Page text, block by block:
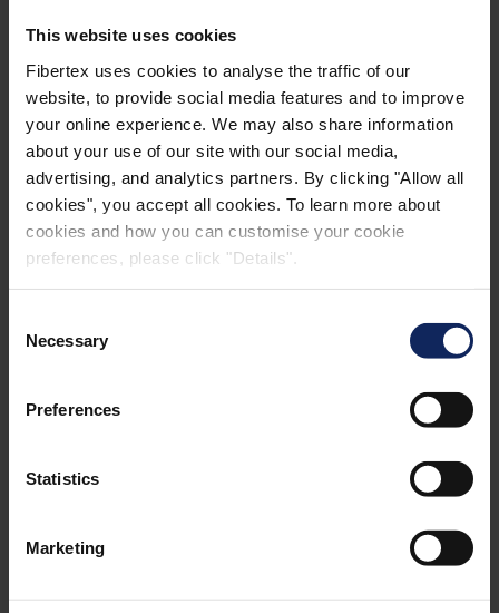
This website uses cookies
Fibertex uses cookies to analyse the traffic of our
website, to provide social media features and to improve
your online experience. We may also share information
about your use of our site with our social media,
advertising, and analytics partners. By clicking "Allow all
cookies", you accept all cookies. To learn more about
cookies and how you can customise your cookie
preferences, please click "Details".
Selection
Necessary
Preferences
Statistics
Marketing
SURFITEX™
Surfitex™ é um véu sintético, projetado para
gerar uma superfície de alta qualidade durante a
eólicas. Este material é altamente adequado para
pultrusão, enrolamento filamentar, RTM, infusão